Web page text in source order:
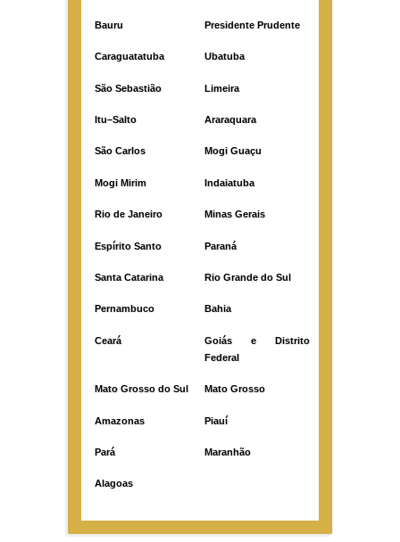
Bauru Presidente Prudente
Caraguatatuba Ubatuba
São Sebastião Limeira
Itu–Salto Araraquara
São Carlos Mogi Guaçu
Mogi Mirim Indaiatuba
Rio de Janeiro Minas Gerais
Espírito Santo Paraná
Santa Catarina Rio Grande do Sul
Pernambuco Bahia
Ceará
Goiás e Distrito
Federal
Mato Grosso do Sul Mato Grosso
Amazonas Piauí
Pará Maranhão
Alagoas